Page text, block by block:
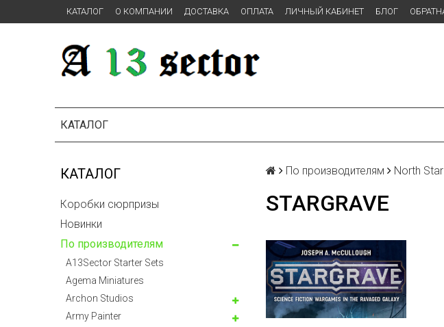
КАТАЛОГ О КОМПАНИИ ДОСТАВКА ОПЛАТА ЛИЧНЫЙ КАБИНЕТ БЛОГ
КАТАЛОГ
КАТАЛОГ
Коробки сюрпризы
Новинки
По производителям
A13Sector Starter Sets
Agema Miniatures
Archon Studios
Army Painter
По производителям North
STARGRAVE